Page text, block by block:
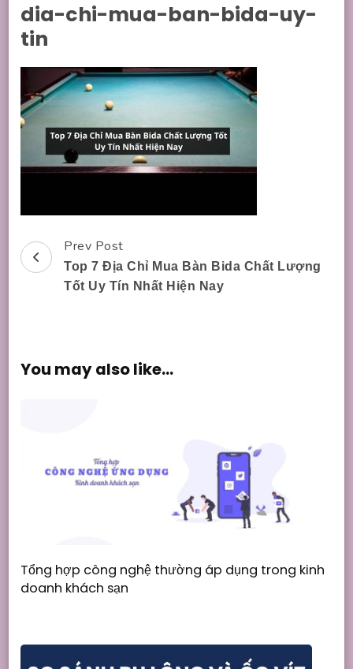
dia-chi-mua-ban-bida-uy-
tin
Post
Navigation
Prev Post
Top 7 Địa Chỉ Mua Bàn Bida Chất Lượng
Tốt Uy Tín Nhất Hiện Nay
You may also like...
Tổng hợp công nghệ thường áp dụng trong kinh
doanh khách sạn